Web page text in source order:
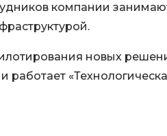
компании
новых
работает